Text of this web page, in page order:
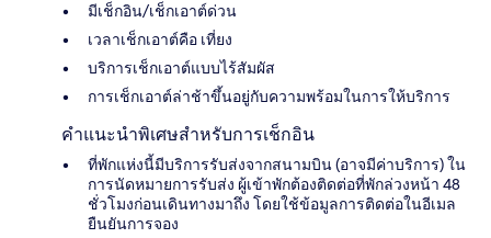
มีเช็กอิน/เช็กเอาต์ด่วน
เวลาเช็กเอาต์คือ เที่ยง
บริการเช็กเอาต์แบบไร้สัมผัส
การเช็กเอาต์ล่าช้าขึ้นอยู่กับความพร้อมในการให้บริการ
คำแนะนำพิเศษสำหรับการเช็กอิน
ที่พักแห่งนี้มีบริการรับส่งจากสนามบิน (อาจมีค่าบริการ) ใน
การนัดหมายการรับส่ง ผู้เข้าพักต้องติดต่อที่พักล่วงหน้า 48
ชั่วโมงก่อนเดินทางมาถึง โดยใช้ข้อมูลการติดต่อในอีเมล
ยืนยันการจอง